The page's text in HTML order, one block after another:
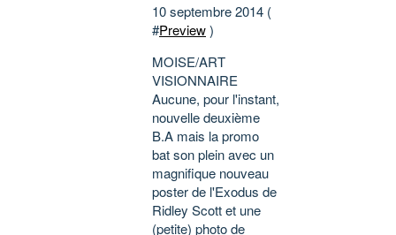
10 septembre 2014 (
#Preview)
MOISE/ART
VISIONNAIRE
Aucune, pour l'instant,
nouvelle deuxième
B.A mais la promo
bat son plein avec un
magnifique nouveau
poster de l'Exodus de
Ridley Scott et une
(petite) photo de